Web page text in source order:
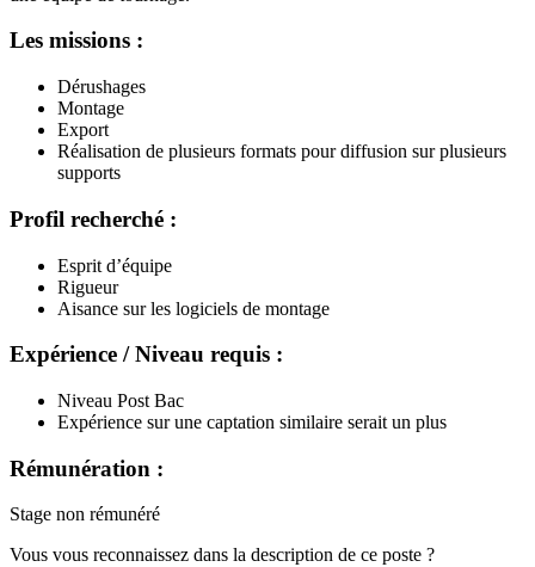
Les missions :
Dérushages
Montage
Export
Réalisation de plusieurs formats pour diffusion sur plusieurs
supports
Profil recherché :
Esprit d’équipe
Rigueur
Aisance sur les logiciels de montage
Expérience / Niveau requis :
Niveau Post Bac
Expérience sur une captation similaire serait un plus
Rémunération :
Stage non rémunéré
Vous vous reconnaissez dans la description de ce poste ?